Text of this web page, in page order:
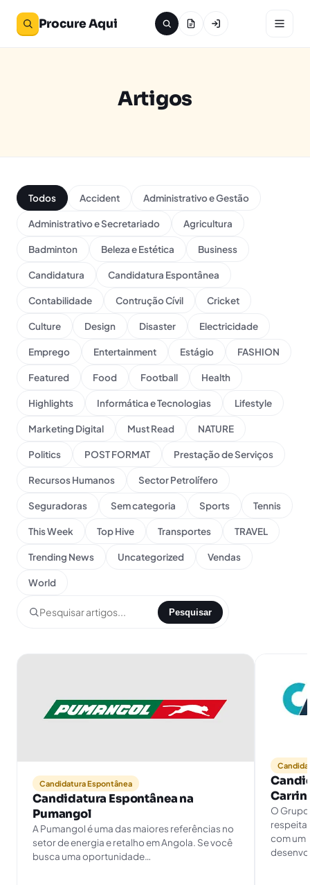
Procure Aqui
Artigos
Todos Accident Administrativo e Gestão
Administrativo e Secretariado Agricultura
Badminton Beleza e Estética Business
Candidatura Candidatura Espontânea
Contabilidade Contrução Cívil Cricket
Culture Design Disaster Electricidade
Emprego Entertainment Estágio FASHION
Featured Food Football Health
Highlights Informática e Tecnologias Lifestyle
Marketing Digital Must Read NATURE
Politics POST FORMAT Prestação de Serviços
Recursos Humanos Sector Petrolífero
Seguradoras Sem categoria Sports Tennis
This Week Top Hive Transportes TRAVEL
Trending News Uncategorized Vendas
World
Pesquisar
Candidatura Espontânea
Candidatura Espontânea na
Pumangol
A Pumangol é uma das maiores referências no
setor de energia e retalho em Angola. Se você
busca uma oportunidade…
O
com um